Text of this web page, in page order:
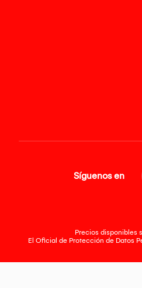
Síguenos en
Precios disponibles
El Oficial de Protección de Datos